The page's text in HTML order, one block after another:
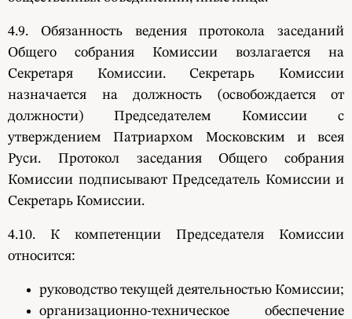
4.9. Обязанность ведения протокола заседаний
Общего собрания Комиссии возлагается на
Секретаря Комиссии. Секретарь Комиссии
назначается на должность (освобождается от
должности) Председателем Комиссии с
утверждением Патриархом Московским и всея
Руси. Протокол заседания Общего собрания
Комиссии подписывают Председатель Комиссии и
Секретарь Комиссии.
4.10. К компетенции Председателя Комиссии
относится:
руководство текущей деятельностью Комиссии;
организационно-техническое обеспечение